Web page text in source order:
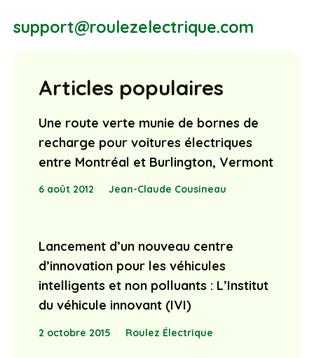
support@roulezelectrique.com
Articles populaires
Une route verte munie de bornes de
recharge pour voitures électriques
entre Montréal et Burlington, Vermont
6 août 2012 Jean-Claude Cousineau
Lancement d’un nouveau centre
d’innovation pour les véhicules
intelligents et non polluants : L’Institut
du véhicule innovant (IVI)
2 octobre 2015 Roulez Électrique